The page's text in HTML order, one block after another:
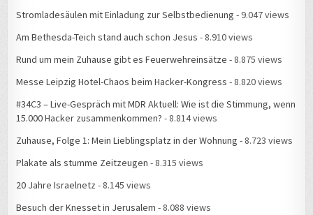
Stromladesäulen mit Einladung zur Selbstbedienung - 9.047 views
Am Bethesda-Teich stand auch schon Jesus - 8.910 views
Rund um mein Zuhause gibt es Feuerwehreinsätze - 8.875 views
Messe Leipzig Hotel-Chaos beim Hacker-Kongress - 8.820 views
#34C3 – Live-Gespräch mit MDR Aktuell: Wie ist die Stimmung, wenn
15.000 Hacker zusammenkommen? - 8.814 views
Zuhause, Folge 1: Mein Lieblingsplatz in der Wohnung - 8.723 views
Plakate als stumme Zeitzeugen - 8.315 views
20 Jahre Israelnetz - 8.145 views
Besuch der Knesset in Jerusalem - 8.088 views